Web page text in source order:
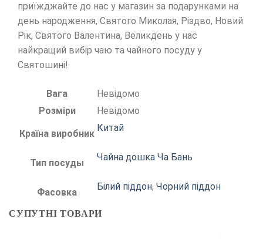
приїжджайте до нас у магазин за подарунками на
день народження, Святого Миколая, Різдво, Новий
Рік, Святого Валентина, Великдень у нас
найкращий вибір чаю та чайного посуду у
Святошині!
Вага
Невідомо
Розміри
Невідомо
Країна виробник
Китай
Тип посуды
Чайна дошка Ча Бань
Фасовка
Білий піддон, Чорний піддон
СУПУТНІ ТОВАРИ